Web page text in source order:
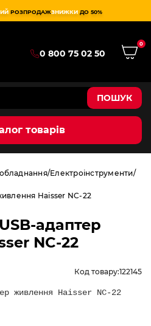
РОЗПРОДАЖЗНИЖКИ ДО 50%
0 800 75 02 50
0
ПОШУК
товарів
Електроінструменти
Haisser NC-22
адаптер
NC-22
Код товару:122145